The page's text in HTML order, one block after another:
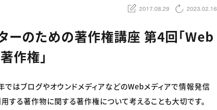
2017.08.29 2023.02.16
ーのための著作権講座 第4回「Web
作権」
はブログやオウンドメディアなどのWebメディアで情報発信
する著作物に関する著作権について考えることも大切です。